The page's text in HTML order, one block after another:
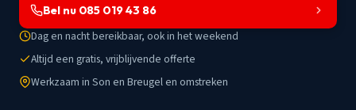
Bel nu 085 019 43 86
Dag en nacht bereikbaar, ook in het weekend
Altijd een gratis, vrijblijvende offerte
Werkzaam in Son en Breugel en omstreken